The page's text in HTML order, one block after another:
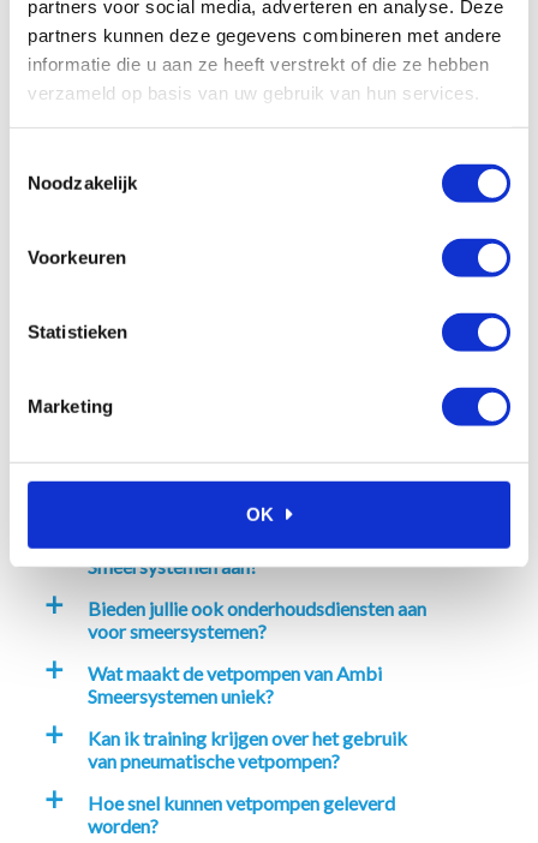
partners voor social media, adverteren en analyse. Deze
partners kunnen deze gegevens combineren met andere
informatie die u aan ze heeft verstrekt of die ze hebben
verzameld op basis van uw gebruik van hun services.
Noodzakelijk
Voorkeuren
Statistieken
Marketing
OK
€3,83 Excl. btw
In winkelwagen
€6,30 Excl. btw
In winkelwagen
Veelgestelde vragen
a
Waarom kiezen voor Ambi
a
Hoe kan ik bij Ambi Smeersystemen
smeersysteem het beste bij mijn
a
Wat zijn de voordelen van het gebruik van
smeersystemen in mijn industrie?
Welke smeersystemen biedt Ambi
Smeersystemen aan?
a
Bieden jullie ook onderhoudsdiensten aan
voor smeersystemen?
a
Wat maakt de vetpompen van Ambi
Smeersystemen uniek?
a
Kan ik training krijgen over het gebruik
van pneumatische vetpompen?
a
Hoe snel kunnen vetpompen geleverd
worden?